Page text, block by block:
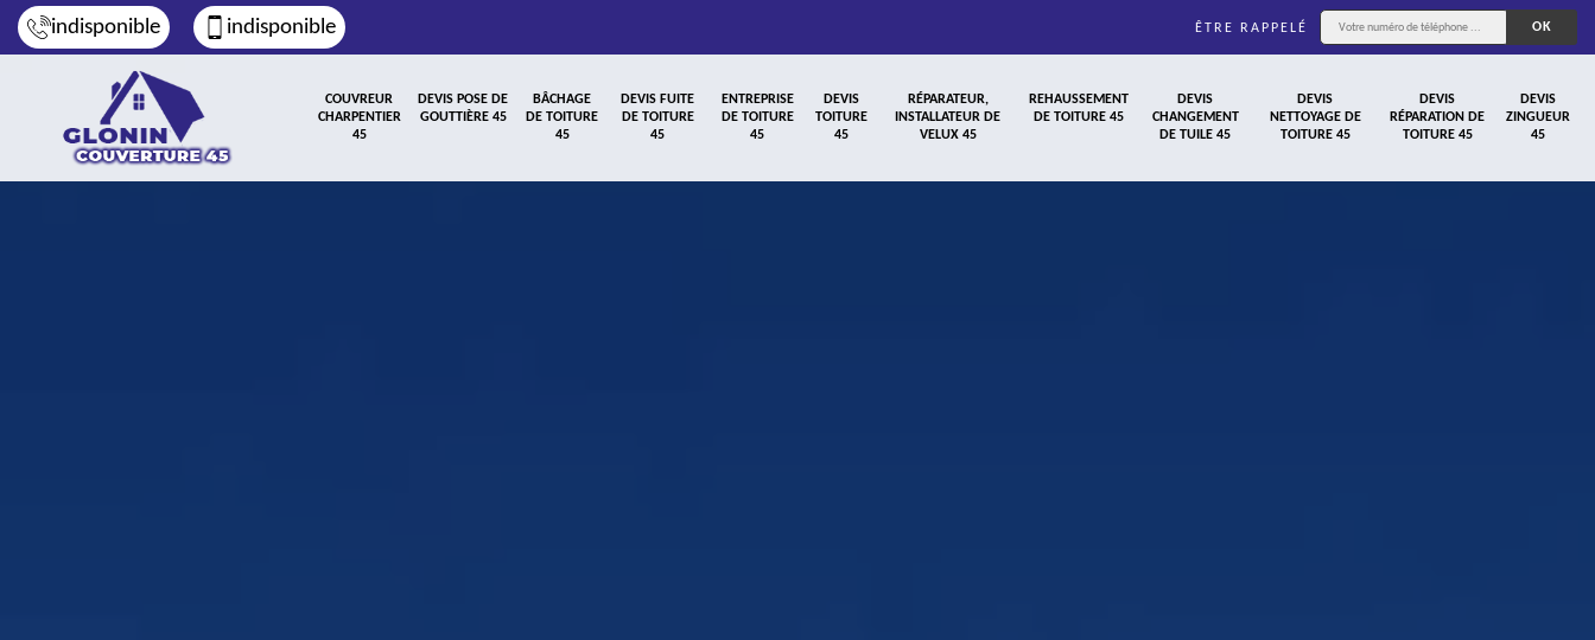
indisponible indisponible ÊTRE RAPPELÉ
COUVREUR
CHARPENTIER
45
DEVIS POSE DE
GOUTTIÈRE 45
BÂCHAGE
DE TOITURE
45
DEVIS FUITE
DE TOITURE
45
ENTREPRISE
DE TOITURE
45
DEVIS
TOITURE
45
RÉPARATEUR,
INSTALLATEUR DE
VELUX 45
REHAUSSEMENT
DE TOITURE 45
DEVIS
CHANGEMENT
DE TUILE 45
DEVIS
NETTOYAGE DE
TOITURE 45
DEVIS
RÉPARATION DE
TOITURE 45
DEVIS
ZINGUEUR
45